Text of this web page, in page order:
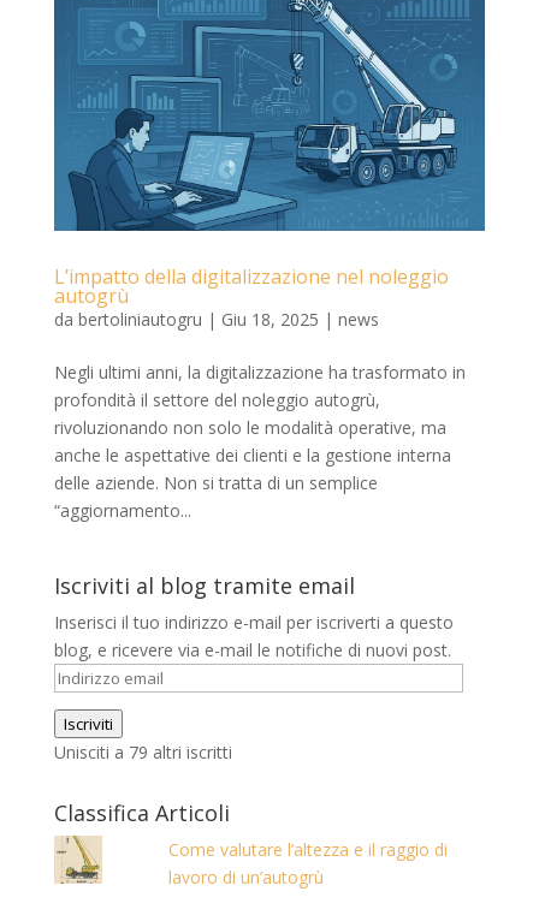
L’impatto della digitalizzazione nel noleggio
autogrù
da bertoliniautogru | Giu 18, 2025 | news
Negli ultimi anni, la digitalizzazione ha trasformato in
profondità il settore del noleggio autogrù,
rivoluzionando non solo le modalità operative, ma
anche le aspettative dei clienti e la gestione interna
delle aziende. Non si tratta di un semplice
“aggiornamento...
Iscriviti al blog tramite email
Inserisci il tuo indirizzo e-mail per iscriverti a questo
blog, e ricevere via e-mail le notifiche di nuovi post.
Indirizzo
email
Iscriviti
Unisciti a 79 altri iscritti
Classifica Articoli
Come valutare l’altezza e il raggio di
lavoro di un’autogrù